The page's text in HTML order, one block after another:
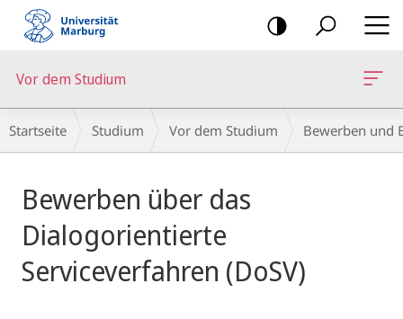
Mobile-
Navigation
Vor dem Studium
Breadcrumb-
Navigation
Startseite Studium Vor dem Studium Bewerben und
Bewerben über das
Dialogorientierte
Serviceverfahren (DoSV)